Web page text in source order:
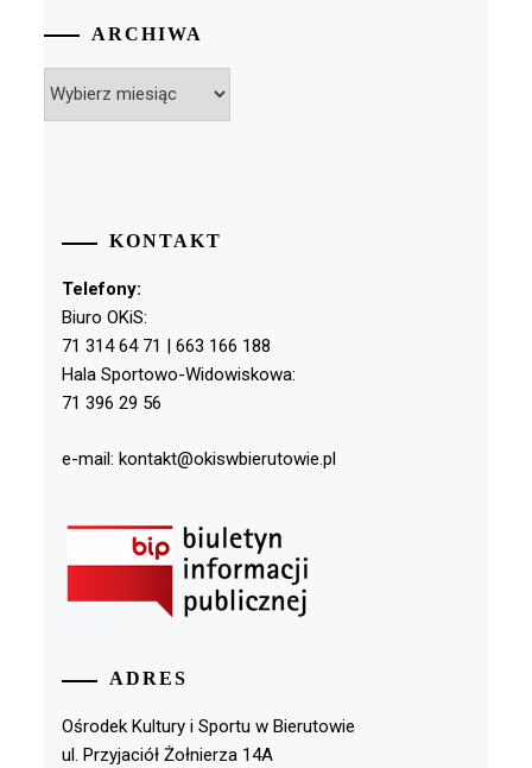
ARCHIWA
KONTAKT
Telefony:
Biuro OKiS:
71 314 64 71 | 663 166 188
Hala Sportowo-Widowiskowa:
71 396 29 56
e-mail: kontakt@okiswbierutowie.pl
ADRES
Ośrodek Kultury i Sportu w Bierutowie
ul. Przyjaciół Żołnierza 14A